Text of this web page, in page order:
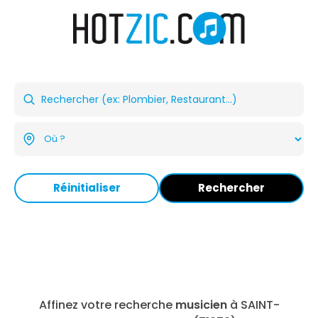
Réinitialiser Rechercher
Affinez votre recherche musicienà SAINT-